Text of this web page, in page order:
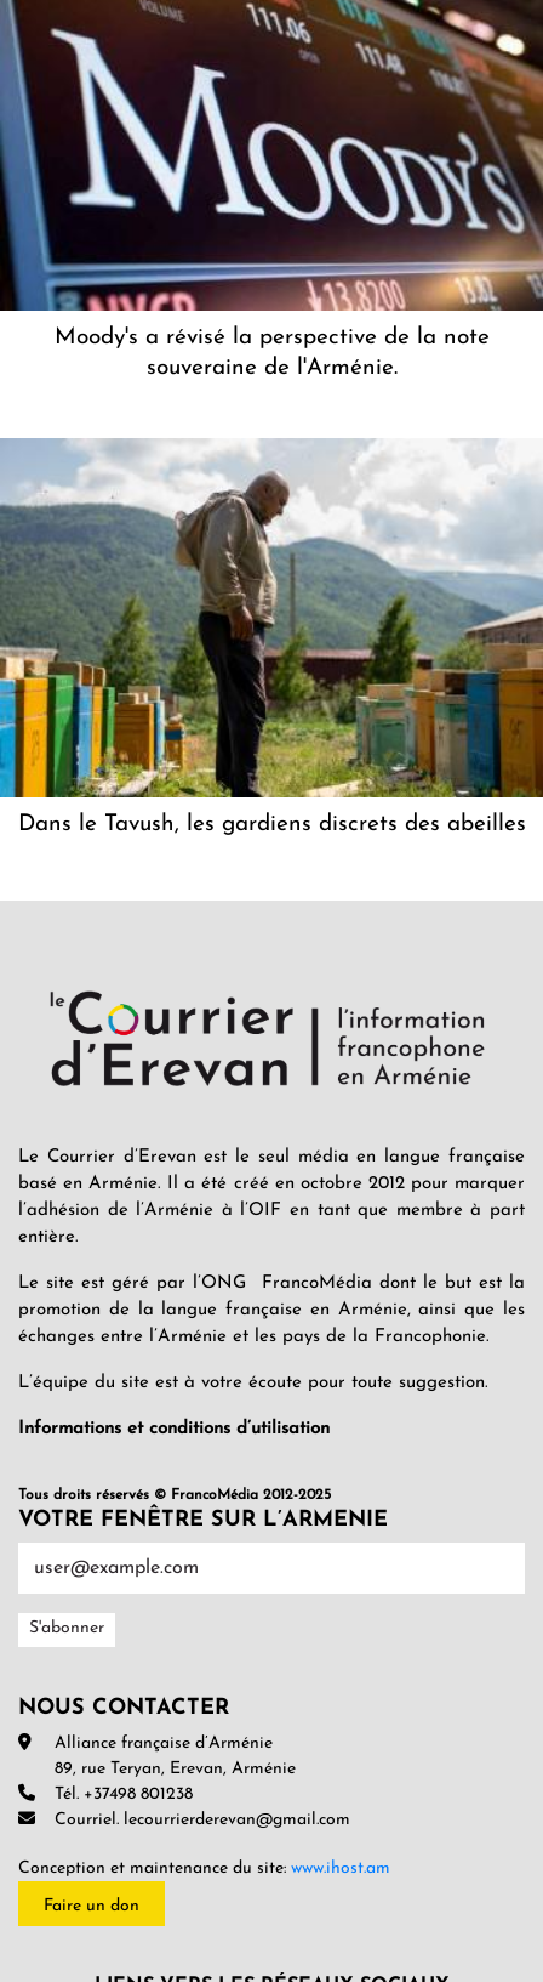
Moody's a révisé la perspective de la note
souveraine de l'Arménie.
Dans le Tavush, les gardiens discrets des abeilles
Le Courrier d’Erevan est le seul média en langue française
basé en Arménie. Il a été créé en octobre 2012 pour marquer
l’adhésion de l’Arménie à l’OIF en tant que membre à part
entière.
Le site est géré par l’ONG FrancoMédia dont le but est la
promotion de la langue française en Arménie, ainsi que les
échanges entre l’Arménie et les pays de la Francophonie.
L’équipe du site est à votre écoute pour toute suggestion.
Informations et conditions d’utilisation
Tous droits réservés © FrancoMédia 2012-2025
VOTRE FENÊTRE SUR L’ARMENIE
NOUS CONTACTER
Alliance française d’Arménie
89, rue Teryan, Erevan, Arménie
Tél. +37498 801238
Courriel. lecourrierderevan@gmail.com
Conception et maintenance du site: www.ihost.am
Faire un don